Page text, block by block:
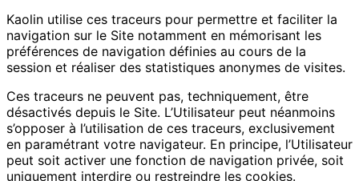
Kaolin utilise ces traceurs pour permettre et faciliter la
navigation sur le Site notamment en mémorisant les
préférences de navigation définies au cours de la
session et réaliser des statistiques anonymes de visites.
Ces traceurs ne peuvent pas, techniquement, être
désactivés depuis le Site. L’Utilisateur peut néanmoins
s’opposer à l’utilisation de ces traceurs, exclusivement
en paramétrant votre navigateur. En principe, l’Utilisateur
peut soit activer une fonction de navigation privée, soit
uniquement interdire ou restreindre les cookies.